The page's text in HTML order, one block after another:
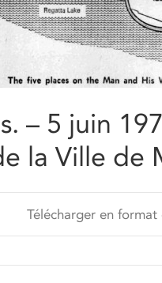
– 5 juin
la Ville de
Télécharger en